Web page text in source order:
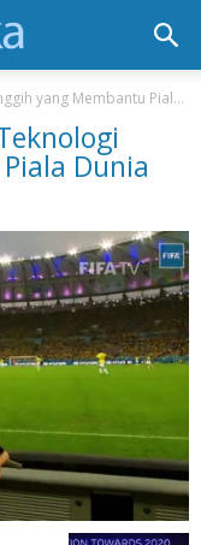
Membantu Piala Dunia 2018
Dunia